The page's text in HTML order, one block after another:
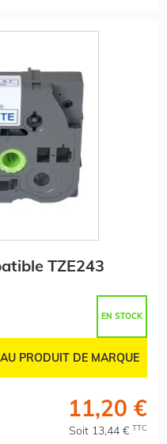
TZE243
EN STOCK
PRODUIT DE MARQUE
11,20 €
Soit 13,44 € TTC